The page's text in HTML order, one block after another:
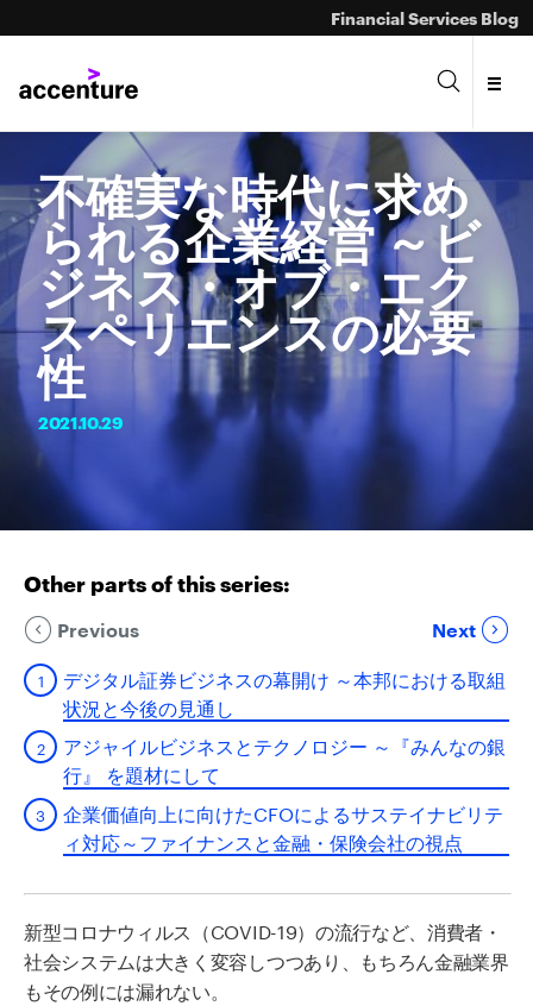
Financial Services Blog
不確実な時代に求め
られる企業経営 ～ビ
ジネス・オブ・エク
スペリエンスの必要
性
2021.10.29
Other parts of this series:
Previous Next
デジタル証券ビジネスの幕開け ～本邦における取組
状況と今後の見通し
アジャイルビジネスとテクノロジー ～『みんなの銀
行』 を題材にして
企業価値向上に向けたCFOによるサステイナビリテ
ィ対応～ファイナンスと金融・保険会社の視点
新型コロナウィルス（COVID-19）の流行など、消費者・
社会システムは大きく変容しつつあり、もちろん金融業界
もその例には漏れない。